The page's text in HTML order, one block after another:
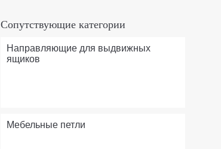
Сопутствующие категории
Направляющие для выдвижных
ящиков
Мебельные петли